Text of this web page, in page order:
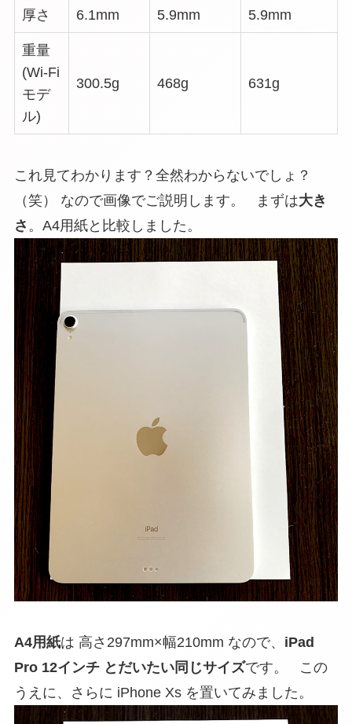
厚さ 6.1mm 5.9mm 5.9mm
重量
(Wi-Fi
モデ
ル)
300.5g 468g 631g
これ見てわかります？全然わからないでしょ？
（笑） なので画像でご説明します。 まずは大き
さ 。A4用紙と比較しました。
A4用紙は 高さ297mm×幅210mm なので、 iPad
Pro 12インチ とだいたい同じサイズです。 この
うえに、さらに iPhone Xs を置いてみました。